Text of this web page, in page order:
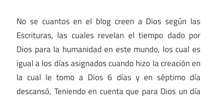
No se cuantos en el blog creen a Dios según las
Escrituras, las cuales revelan el tiempo dado por
Dios para la humanidad en este mundo, los cual es
igual a los días asignados cuando hizo la creación en
la cual le tomo a Dios 6 días y en séptimo día
descansó, Teniendo en cuenta que para Dios un día